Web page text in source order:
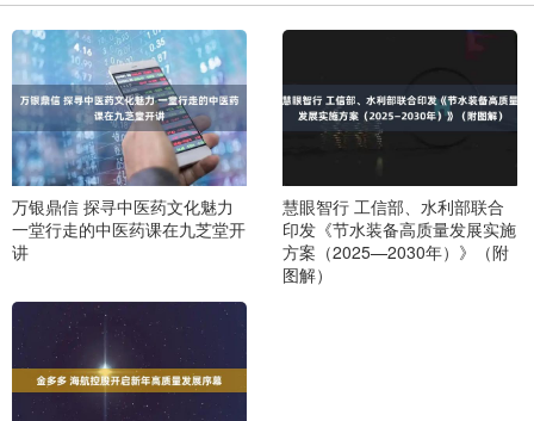
万银鼎信 探寻中医药文化魅力
一堂行走的中医药课在九芝堂开
讲
慧眼智行 工信部、水利部联合
印发《节水装备高质量发展实施
方案（2025—2030年）》（附
图解）